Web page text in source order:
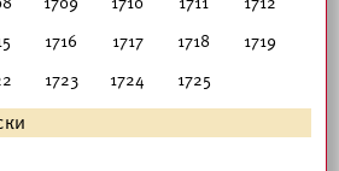
1716 1717 1718
1719
1723 1724 1725